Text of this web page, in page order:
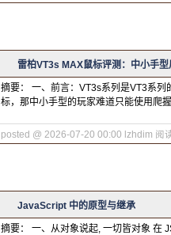
雷柏VT3s MAX鼠标评测：中小手
摘要： 一、前言：VT3s系列是VT3系
标，那中小手型的玩家难道只能使用爬
posted @ 2026-07-20 00:00 lzhdim 阅
JavaScript 中的原型与继承
摘要： 一、从对象说起, 一切皆对象 在